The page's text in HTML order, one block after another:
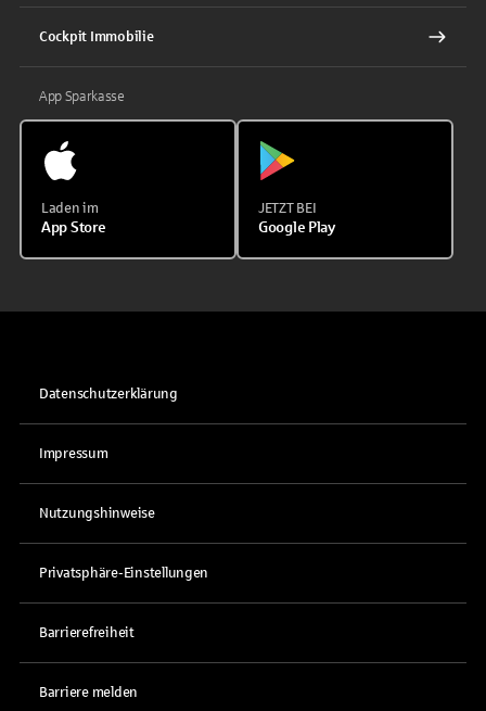
Cockpit Immobilie
App Sparkasse
Laden im
App Store
JETZT BEI
Google Play
Datenschutzerklärung
Impressum
Nutzungshinweise
Privatsphäre-Einstellungen
Barrierefreiheit
Barriere melden